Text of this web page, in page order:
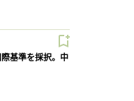
基準を採択。中